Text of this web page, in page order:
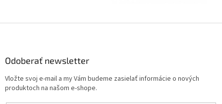
Odoberať newsletter
Vložte svoj e-mail a my Vám budeme zasielať informácie o nových
produktoch na našom e-shope.